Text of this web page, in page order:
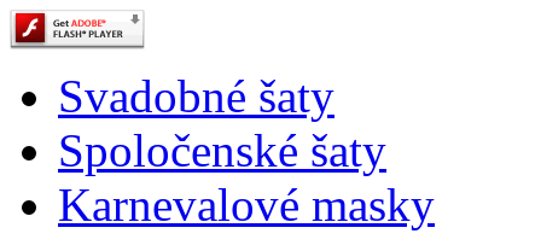
Svadobné šaty
Spoločenské šaty
Karnevalové masky